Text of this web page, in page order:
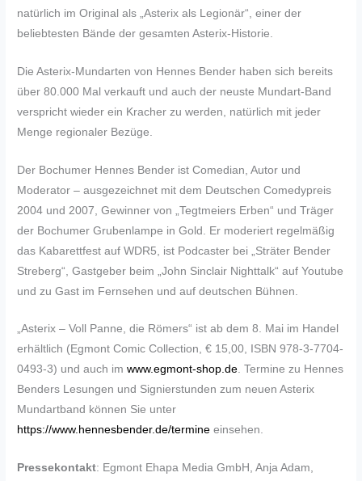
natürlich im Original als „Asterix als Legionär“, einer der
beliebtesten Bände der gesamten Asterix-Historie.
Die Asterix-Mundarten von Hennes Bender haben sich bereits
über 80.000 Mal verkauft und auch der neuste Mundart-Band
verspricht wieder ein Kracher zu werden, natürlich mit jeder
Menge regionaler Bezüge.
Der Bochumer Hennes Bender ist Comedian, Autor und
Moderator – ausgezeichnet mit dem Deutschen Comedypreis
2004 und 2007, Gewinner von „Tegtmeiers Erben“ und Träger
der Bochumer Grubenlampe in Gold. Er moderiert regelmäßig
das Kabarettfest auf WDR5, ist Podcaster bei „Sträter Bender
Streberg“, Gastgeber beim „John Sinclair Nighttalk“ auf Youtube
und zu Gast im Fernsehen und auf deutschen Bühnen.
„Asterix – Voll Panne, die Römers“ ist ab dem 8. Mai im Handel
erhältlich (Egmont Comic Collection, € 15,00, ISBN 978-3-7704-
0493-3) und auch imwww.egmont-shop.de. Termine zu Hennes
Benders Lesungen und Signierstunden zum neuen Asterix
Mundartband können Sie unter
https://www.hennesbender.de/termine einsehen.
Pressekontakt: Egmont Ehapa Media GmbH, Anja Adam,